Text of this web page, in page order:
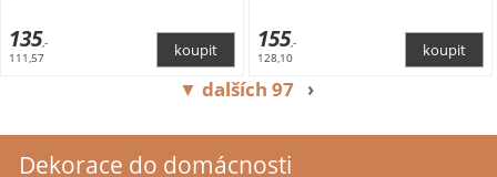
135,-
111,57
155,-
128,10
▼ dalších 97 ›
Dekorace do domácnosti